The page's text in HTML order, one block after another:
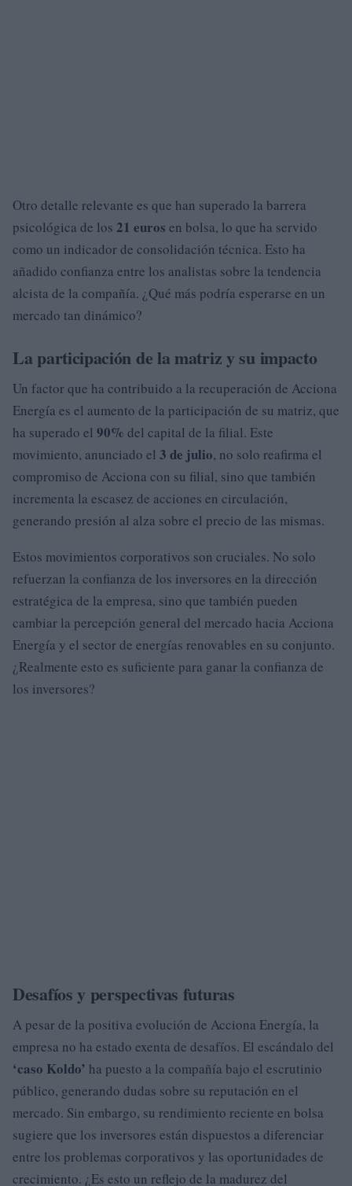
Otro detalle relevante es que han superado la barrera
psicológica de los 21 euros en bolsa, lo que ha servido
como un indicador de consolidación técnica. Esto ha
añadido confianza entre los analistas sobre la tendencia
alcista de la compañía. ¿Qué más podría esperarse en un
mercado tan dinámico?
La participación de la matriz y su impacto
Un factor que ha contribuido a la recuperación de Acciona
Energía es el aumento de la participación de su matriz, que
ha superado el 90% del capital de la filial. Este
movimiento, anunciado el 3 de julio, no solo reafirma el
compromiso de Acciona con su filial, sino que también
incrementa la escasez de acciones en circulación,
generando presión al alza sobre el precio de las mismas.
Estos movimientos corporativos son cruciales. No solo
refuerzan la confianza de los inversores en la dirección
estratégica de la empresa, sino que también pueden
cambiar la percepción general del mercado hacia Acciona
Energía y el sector de energías renovables en su conjunto.
¿Realmente esto es suficiente para ganar la confianza de
los inversores?
Desafíos y perspectivas futuras
A pesar de la positiva evolución de Acciona Energía, la
empresa no ha estado exenta de desafíos. El escándalo del
‘caso Koldo’ ha puesto a la compañía bajo el escrutinio
público, generando dudas sobre su reputación en el
mercado. Sin embargo, su rendimiento reciente en bolsa
sugiere que los inversores están dispuestos a diferenciar
entre los problemas corporativos y las oportunidades de
crecimiento. ¿Es esto un reflejo de la madurez del